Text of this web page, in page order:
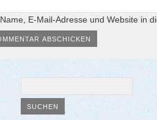
Name, E-Mail-Adresse und Website in